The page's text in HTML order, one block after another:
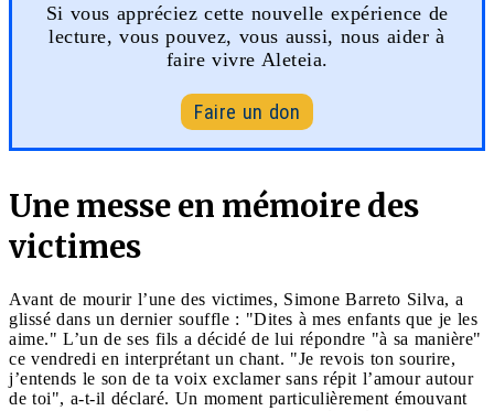
Si vous appréciez cette nouvelle expérience de
lecture, vous pouvez, vous aussi, nous aider à
faire vivre Aleteia.
Faire un don
Une messe en mémoire des
victimes
Avant de mourir l’une des victimes, Simone Barreto Silva, a
glissé dans un dernier souffle : "Dites à mes enfants que je les
aime." L’un de ses fils a décidé de lui répondre "à sa manière"
ce vendredi en interprétant un chant. "Je revois ton sourire,
j’entends le son de ta voix exclamer sans répit l’amour autour
de toi", a-t-il déclaré. Un moment particulièrement émouvant